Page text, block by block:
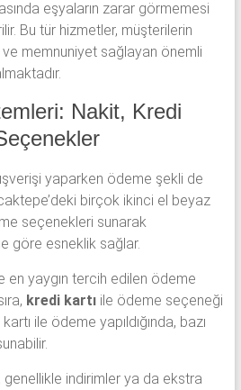
eşyaların zarar görmemesi
Bu tür hizmetler, müşterilerin
memnuniyet sağlayan önemli
Nakit, Kredi
yaparken ödeme şekli de
birçok ikinci el beyaz
seçenekleri sunarak
göre esneklik sağlar.
en yaygın tercih edilen ödeme
kredi kartıile ödeme seçeneği
ile ödeme yapıldığında, bazı
genellikle indirimler ya da ekstra